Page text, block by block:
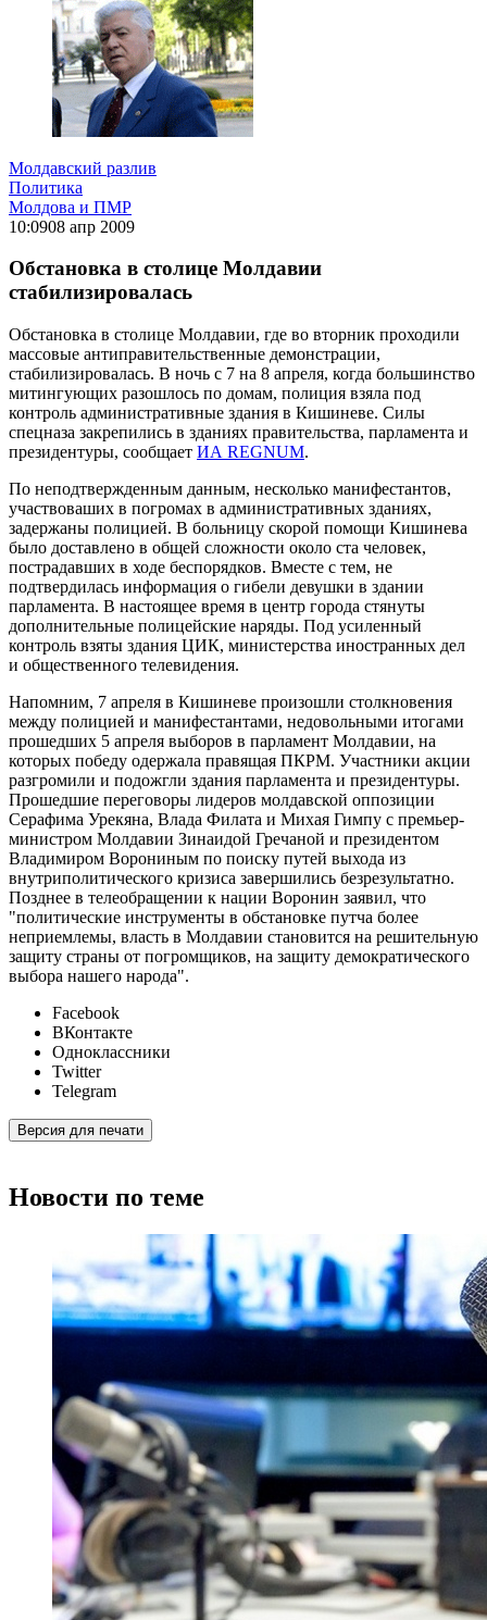
Молдавский разлив
Политика
Молдова и ПМР
10:0908 апр 2009
Обстановка в столице Молдавии
стабилизировалась
Обстановка в столице Молдавии, где во вторник проходили
массовые антиправительственные демонстрации,
стабилизировалась. В ночь с 7 на 8 апреля, когда большинство
митингующих разошлось по домам, полиция взяла под
контроль административные здания в Кишиневе. Силы
спецназа закрепились в зданиях правительства, парламента и
президентуры, сообщает ИА REGNUM.
По неподтвержденным данным, несколько манифестантов,
участвоваших в погромах в административных зданиях,
задержаны полицией. В больницу скорой помощи Кишинева
было доставлено в общей сложности около ста человек,
пострадавших в ходе беспорядков. Вместе с тем, не
подтвердилась информация о гибели девушки в здании
парламента. В настоящее время в центр города стянуты
дополнительные полицейские наряды. Под усиленный
контроль взяты здания ЦИК, министерства иностранных дел
и общественного телевидения.
Напомним, 7 апреля в Кишиневе произошли столкновения
между полицией и манифестантами, недовольными итогами
прошедших 5 апреля выборов в парламент Молдавии, на
которых победу одержала правящая ПКРМ. Участники акции
разгромили и подожгли здания парламента и президентуры.
Прошедшие переговоры лидеров молдавской оппозиции
Серафима Урекяна, Влада Филата и Михая Гимпу с премьер-
министром Молдавии Зинаидой Гречаной и президентом
Владимиром Ворониным по поиску путей выхода из
внутриполитического кризиса завершились безрезультатно.
Позднее в телеобращении к нации Воронин заявил, что
"политические инструменты в обстановке путча более
неприемлемы, власть в Молдавии становится на решительную
защиту страны от погромщиков, на защиту демократического
выбора нашего народа".
Facebook
ВКонтакте
Одноклассники
Twitter
Telegram
Версия для печати
Новости по теме